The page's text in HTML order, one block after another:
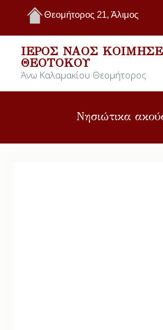
Θεομήτορος 21, Άλιμος
ΙΕΡΌΣ ΝΑΌΣ
ΘΕΟΤΌΚΟΥ
Άνω Καλαμακίου Θεομήτορος
Νησιώτικα